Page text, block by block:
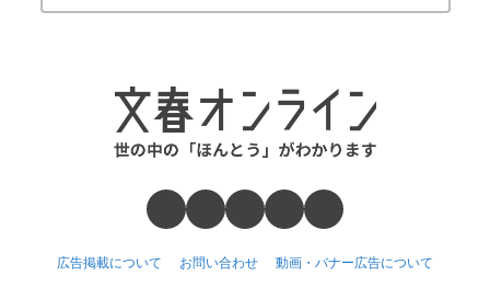
広告掲載について お問い合わせ 動画・バナー広告について